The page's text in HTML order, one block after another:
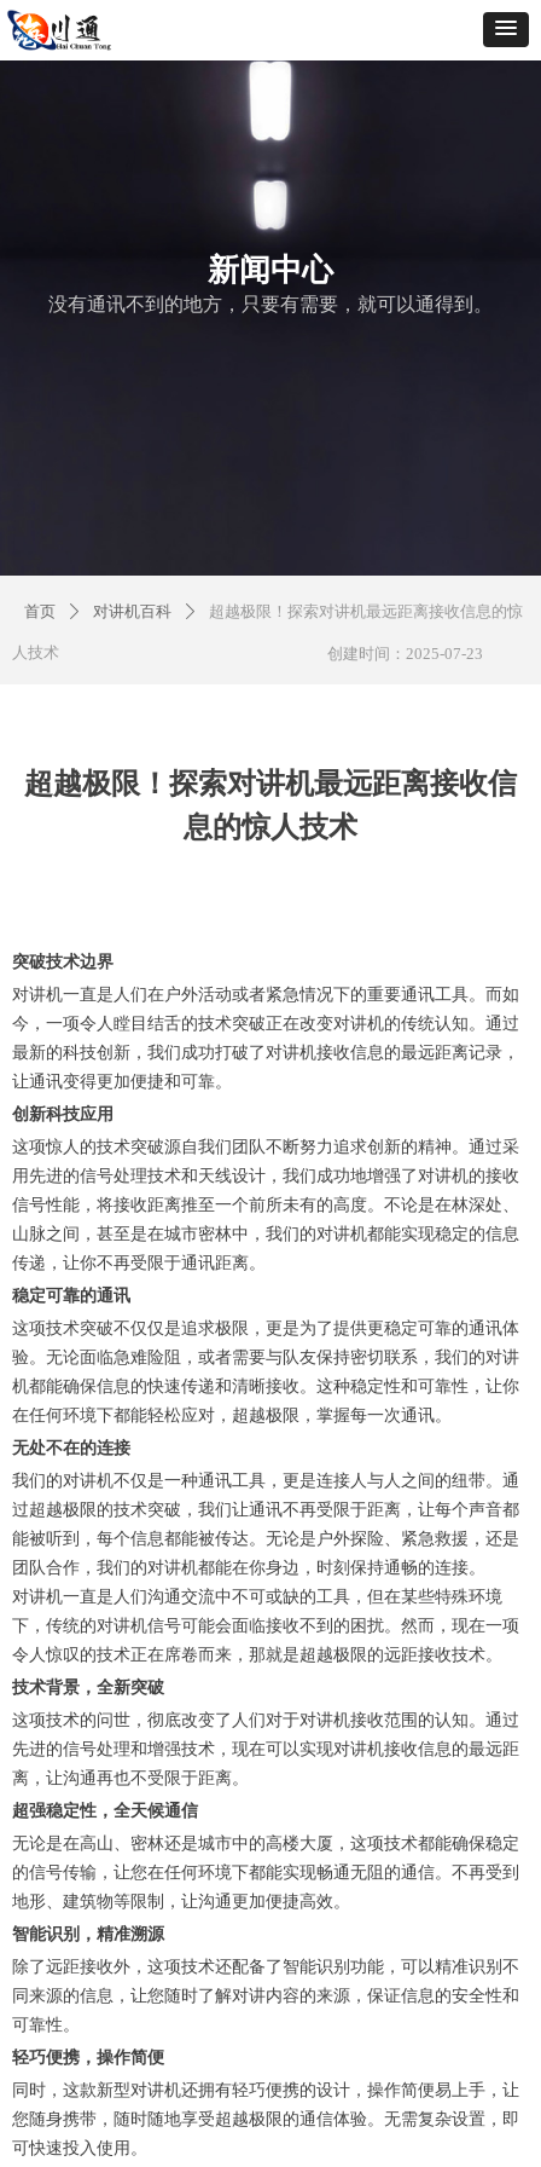
超越极限！探索对讲机最远距离接收信
息的惊人技术
突破技术边界
对讲机一直是人们在户外活动或者紧急情况下的重要通讯工具。而如
今，一项令人瞠目结舌的技术突破正在改变对讲机的传统认知。通过
最新的科技创新，我们成功打破了对讲机接收信息的最远距离记录，
让通讯变得更加便捷和可靠。
创新科技应用
这项惊人的技术突破源自我们团队不断努力追求创新的精神。通过采
用先进的信号处理技术和天线设计，我们成功地增强了对讲机的接收
信号性能，将接收距离推至一个前所未有的高度。不论是在林深处、
山脉之间，甚至是在城市密林中，我们的对讲机都能实现稳定的信息
传递，让你不再受限于通讯距离。
稳定可靠的通讯
这项技术突破不仅仅是追求极限，更是为了提供更稳定可靠的通讯体
验。无论面临急难险阻，或者需要与队友保持密切联系，我们的对讲
机都能确保信息的快速传递和清晰接收。这种稳定性和可靠性，让你
在任何环境下都能轻松应对，超越极限，掌握每一次通讯。
无处不在的连接
我们的对讲机不仅是一种通讯工具，更是连接人与人之间的纽带。通
过超越极限的技术突破，我们让通讯不再受限于距离，让每个声音都
能被听到，每个信息都能被传达。无论是户外探险、紧急救援，还是
团队合作，我们的对讲机都能在你身边，时刻保持通畅的连接。
对讲机一直是人们沟通交流中不可或缺的工具，但在某些特殊环境
下，传统的对讲机信号可能会面临接收不到的困扰。然而，现在一项
令人惊叹的技术正在席卷而来，那就是超越极限的远距接收技术。
技术背景，全新突破
这项技术的问世，彻底改变了人们对于对讲机接收范围的认知。通过
先进的信号处理和增强技术，现在可以实现对讲机接收信息的最远距
离，让沟通再也不受限于距离。
超强稳定性，全天候通信
无论是在高山、密林还是城市中的高楼大厦，这项技术都能确保稳定
的信号传输，让您在任何环境下都能实现畅通无阻的通信。不再受到
地形、建筑物等限制，让沟通更加便捷高效。
智能识别，精准溯源
除了远距接收外，这项技术还配备了智能识别功能，可以精准识别不
同来源的信息，让您随时了解对讲内容的来源，保证信息的安全性和
可靠性。
轻巧便携，操作简便
同时，这款新型对讲机还拥有轻巧便携的设计，操作简便易上手，让
您随身携带，随时随地享受超越极限的通信体验。无需复杂设置，即
可快速投入使用。
首页 ꄲ 对讲机百科 ꄲ 超越极限！探索对讲机最远距离接收信息的惊
人技术 创建时间： 2025-07-23
新闻中心
没有通讯不到的地方，只要有需要，就可以通得到。